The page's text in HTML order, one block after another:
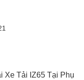
Xe Tải IZ65 Tại Phụ